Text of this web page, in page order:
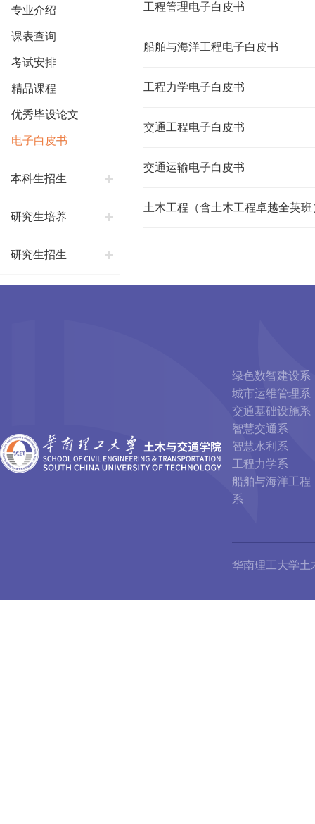
专业介绍
课表查询
考试安排
精品课程
优秀毕设论文
电子白皮书
本科生招生
研究生培养
研究生招生
工程管理电子白皮书
船舶与海洋工程电子白皮书
工程力学电子白皮书
交通工程电子白皮书
交通运输电子白皮书
土木工程（含土木工程卓越全英
绿色数智建设系
城市运维管理系
交通基础设施系
智慧交通系
智慧水利系
工程力学系
船舶与海洋工程
系
华南理工大学土